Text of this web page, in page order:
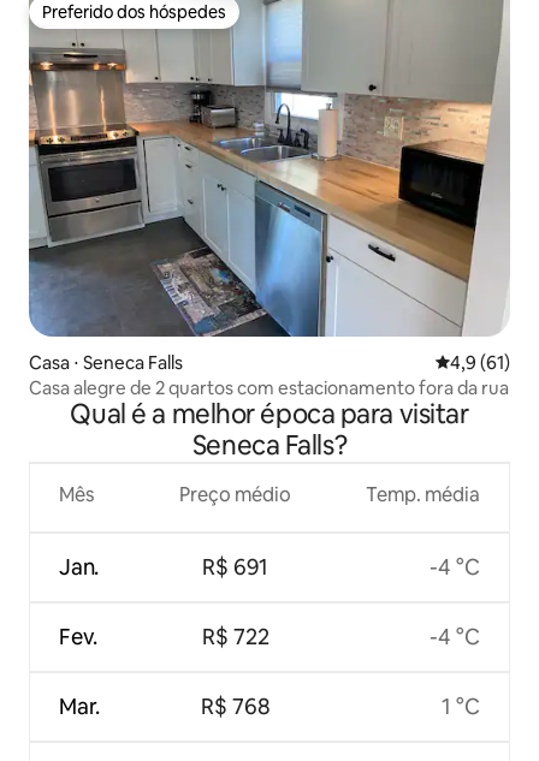
Preferido dos hóspedes
Preferido dos hóspedes
Casa ⋅ Seneca Falls 4,9 de uma
4,9 (61)
Casa alegre de 2 quartos com estacionamento fora da rua
Qual é a melhor época para visitar
Seneca Falls?
Mês
Jan.
Fev.
Mar.
Preço médio
R$ 691
R$ 722
R$ 768
Temp. média
-4 °C
-4 °C
1 °C